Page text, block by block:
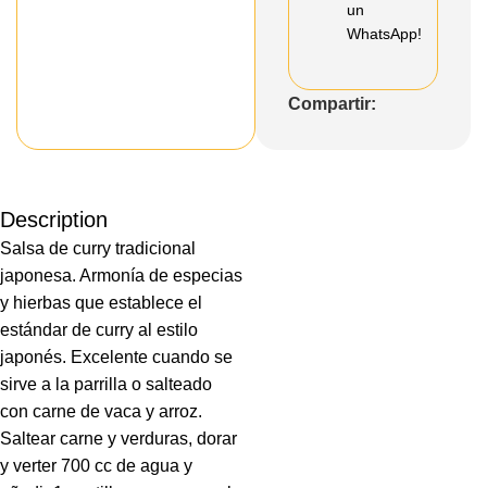
un
WhatsApp!
Compartir:
Description
Salsa de curry tradicional
japonesa. Armonía de especias
y hierbas que establece el
estándar de curry al estilo
japonés. Excelente cuando se
sirve a la parrilla o salteado
con carne de vaca y arroz.
Saltear carne y verduras, dorar
y verter 700 cc de agua y